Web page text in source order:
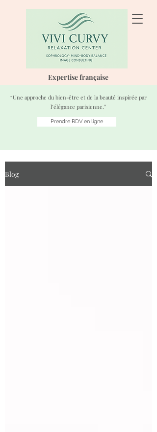
Expertise française
“Une approche du bien-être et de la beauté inspirée par
l’élégance parisienne.”
Prendre RDV en ligne
Blog